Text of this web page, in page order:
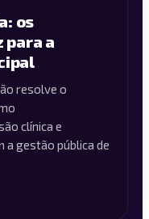
os
para a
resolve o
clínica e
gestão pública de